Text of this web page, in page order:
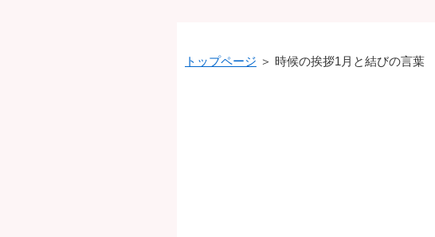
トップページ ＞ 時候の挨拶1月と結びの言葉